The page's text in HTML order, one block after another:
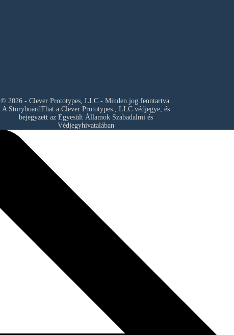
© 2026 - Clever Prototypes, LLC - Minden jog fenntartva.
A StoryboardThat a Clever Prototypes , LLC védjegye, és
bejegyzett az Egyesült Államok Szabadalmi és
Védjegyhivatalában